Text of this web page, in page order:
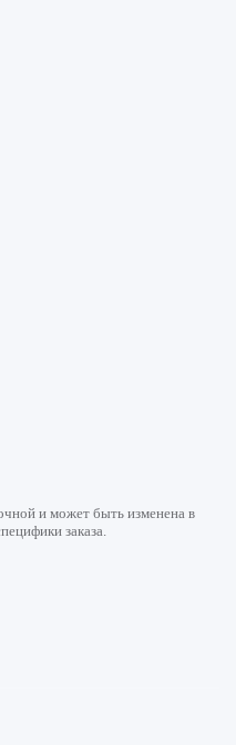
и может быть изменена в
заказа.